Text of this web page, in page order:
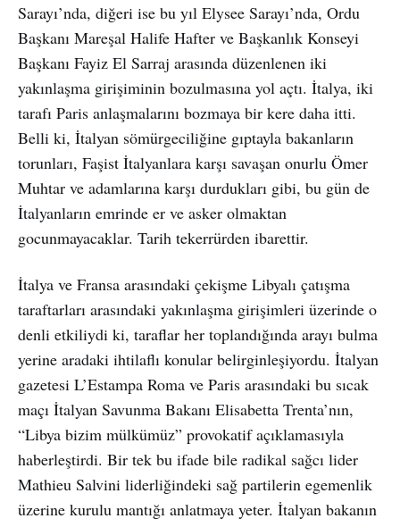
Sarayı’nda, diğeri ise bu yıl Elysee Sarayı’nda, Ordu
Başkanı Mareşal Halife Hafter ve Başkanlık Konseyi
Başkanı Fayiz El Sarraj arasında düzenlenen iki
yakınlaşma girişiminin bozulmasına yol açtı. İtalya, iki
tarafı Paris anlaşmalarını bozmaya bir kere daha itti.
Belli ki, İtalyan sömürgeciliğine gıptayla bakanların
torunları, Faşist İtalyanlara karşı savaşan onurlu Ömer
Muhtar ve adamlarına karşı durdukları gibi, bu gün de
İtalyanların emrinde er ve asker olmaktan
gocunmayacaklar. Tarih tekerrürden ibarettir.
İtalya ve Fransa arasındaki çekişme Libyalı çatışma
taraftarları arasındaki yakınlaşma girişimleri üzerinde o
denli etkiliydi ki, taraflar her toplandığında arayı bulma
yerine aradaki ihtilaflı konular belirginleşiyordu. İtalyan
gazetesi L’Estampa Roma ve Paris arasındaki bu sıcak
maçı İtalyan Savunma Bakanı Elisabetta Trenta’nın,
“Libya bizim mülkümüz” provokatif açıklamasıyla
haberleştirdi. Bir tek bu ifade bile radikal sağcı lider
Mathieu Salvini liderliğindeki sağ partilerin egemenlik
üzerine kurulu mantığı anlatmaya yeter. İtalyan bakanın